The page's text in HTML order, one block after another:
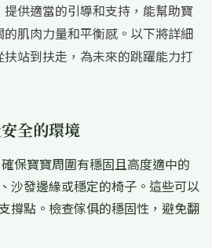
提供適當的引導和支持，能幫助寶
肌肉力量和平衡感。以下將詳細
站到扶走，為未來的跳躍能力打
全的環境
確保寶寶周圍有穩固且高度適中的
沙發邊緣或穩定的椅子。這些可以
撐點。檢查傢俱的穩固性，避免翻